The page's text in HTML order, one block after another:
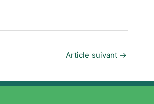
Article suivant →